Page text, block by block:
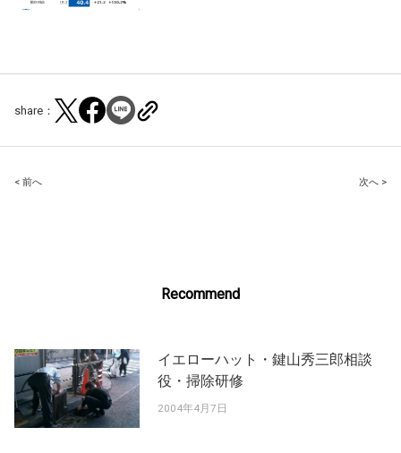
share：
Post
< 前へ 次へ >
Recommend
イエローハット・鍵山秀三郎相談
役・掃除研修
2004年4月7日